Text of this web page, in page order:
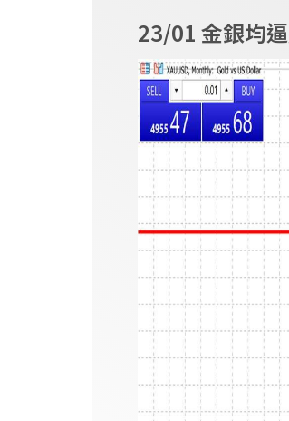
23/01 金銀均